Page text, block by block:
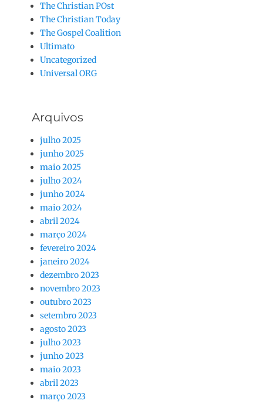
The Christian POst
The Christian Today
The Gospel Coalition
Ultimato
Uncategorized
Universal ORG
Arquivos
julho 2025
junho 2025
maio 2025
julho 2024
junho 2024
maio 2024
abril 2024
março 2024
fevereiro 2024
janeiro 2024
dezembro 2023
novembro 2023
outubro 2023
setembro 2023
agosto 2023
julho 2023
junho 2023
maio 2023
abril 2023
março 2023